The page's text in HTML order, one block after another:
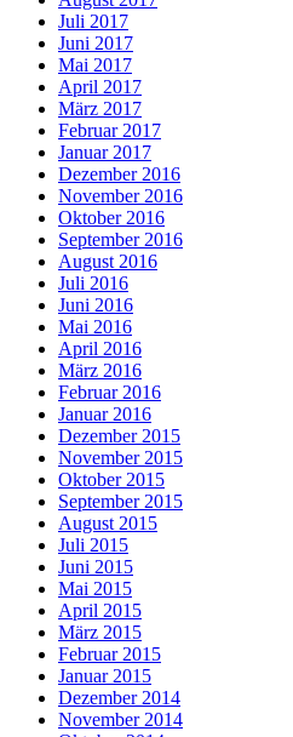
Juli 2017
Juni 2017
Mai 2017
April 2017
März 2017
Februar 2017
Januar 2017
Dezember 2016
November 2016
Oktober 2016
September 2016
August 2016
Juli 2016
Juni 2016
Mai 2016
April 2016
März 2016
Februar 2016
Januar 2016
Dezember 2015
November 2015
Oktober 2015
September 2015
August 2015
Juli 2015
Juni 2015
Mai 2015
April 2015
März 2015
Februar 2015
Januar 2015
Dezember 2014
November 2014